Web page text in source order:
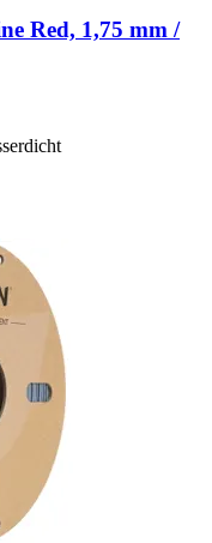
Red, 1,75 mm /